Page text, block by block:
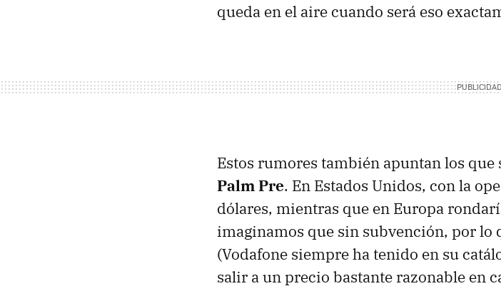
queda en el aire cuando será eso
Estos rumores también apuntan los
Palm Pre. En Estados Unidos, con la
dólares, mientras que en Europa
imaginamos que sin subvención, por lo
(Vodafone siempre ha tenido en su
salir a un precio bastante razonable en